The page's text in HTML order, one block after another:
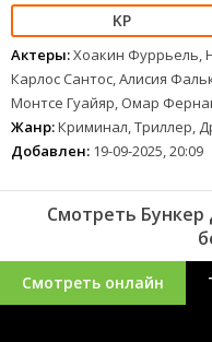
Актеры:Хоакин Фуррьель,
Карлос Сантос, Алисия
Монтсе Гуайяр, Омар
Жанр:Криминал, Триллер,
Добавлен: 19-09-2025, 20:09
Смотреть Бункер
Смотреть онлайн